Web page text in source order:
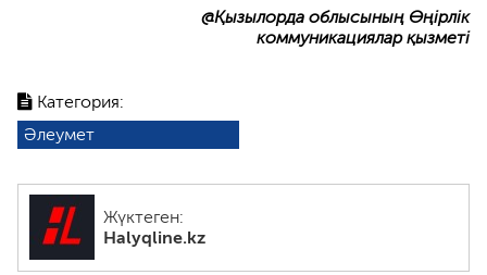
Категория:
Әлеумет
Жүктеген:
Halyqline.kz
@Қызылорда облысының Өңірлік
коммуникациялар қызметі